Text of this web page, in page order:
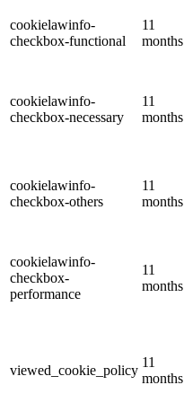
cookielawinfo-
checkbox-functional
11
months
cookielawinfo-
checkbox-necessary
11
months
cookielawinfo-
checkbox-others
11
months
cookielawinfo-
checkbox-
performance
11
months
viewed_cookie_policy
11
months